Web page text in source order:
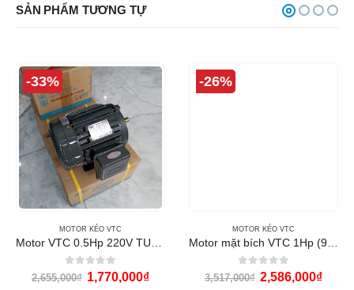
SẢN PHẨM TƯƠNG TỰ
-33%
MOTOR KÉO VTC
Motor VTC 0.5Hp 220V TUA 1450
0out of 5
2,655,000₫ 1,770,000₫
-26%
MOTOR KÉO VTC
Motor mặt bích VTC 1Hp (960RPM)
0out of 5
3,517,000₫ 2,586,000₫